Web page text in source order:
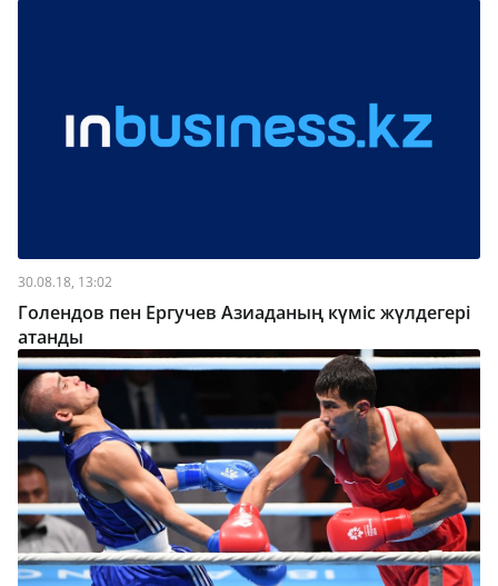
30.08.18, 13:02
Голендов пен Ергучев Азиаданың күміс жүлдегері
атанды